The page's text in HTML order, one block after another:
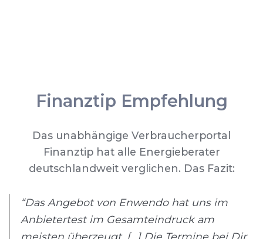
Finanztip Empfehlung
Das unabhängige Verbraucherportal
Finanztip hat alle Energieberater
deutschlandweit verglichen. Das Fazit:
“Das Angebot von Enwendo hat uns im
Anbietertest im Gesamteindruck am
meisten überzeugt. [...] Die Termine bei Dir